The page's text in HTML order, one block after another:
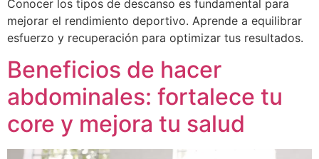
Conocer los tipos de descanso es fundamental para
mejorar el rendimiento deportivo. Aprende a equilibrar
esfuerzo y recuperación para optimizar tus resultados.
Beneficios de hacer
abdominales: fortalece tu
core y mejora tu salud